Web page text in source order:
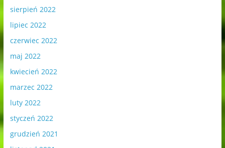
sierpień 2022
lipiec 2022
czerwiec 2022
maj 2022
kwiecień 2022
marzec 2022
luty 2022
styczeń 2022
grudzień 2021